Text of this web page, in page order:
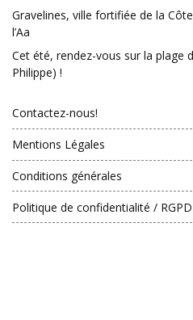
Gravelines, ville fortifiée de la
l’Aa
Cet été, rendez-vous sur la plage
Philippe) !
Contactez-nous!
Mentions Légales
Conditions générales
Politique de confidentialité / RGPD